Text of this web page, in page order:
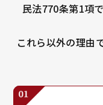
民法770条第1項
これら以外の理由